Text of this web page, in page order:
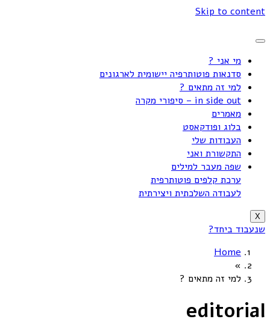
Skip to content
מי אני ?
סדנאות פוטותרפיה יישומית לארגונים
למי זה מתאים ?
in side out – סיפורי מקרה
מאמרים
בלוג ופודקאסט
העבודות שלי
התקשורת ואני
שפה מעבר למילים
ערכת קלפים פוטותרפית
לעבודה השלכתית ויצירתית
X
שנעבוד ביחד?
Home
»
למי זה מתאים ?
editorial